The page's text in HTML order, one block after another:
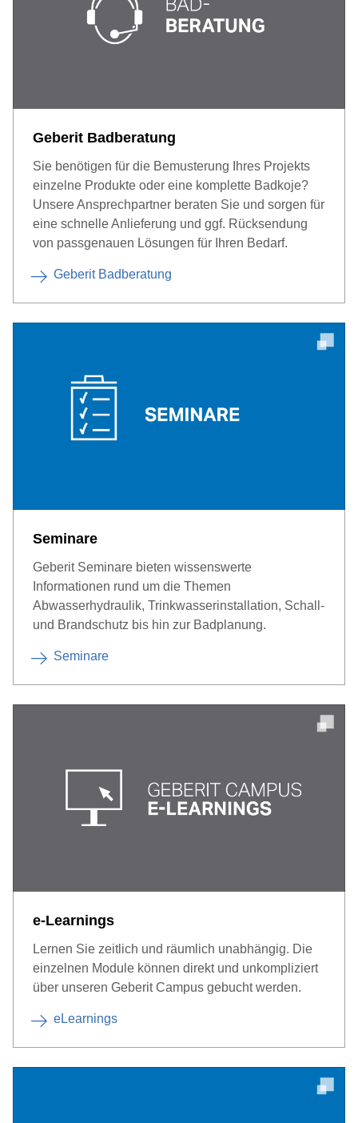
Geberit Badberatung
Sie benötigen für die Bemusterung Ihres Projekts
einzelne Produkte oder eine komplette Badkoje?
Unsere Ansprechpartner beraten Sie und sorgen für
eine schnelle Anlieferung und ggf. Rücksendung
von passgenauen Lösungen für Ihren Bedarf.
Geberit Badberatung
Seminare
Geberit Seminare bieten wissenswerte
Informationen rund um die Themen
Abwasserhydraulik, Trinkwasserinstallation, Schall-
und Brandschutz bis hin zur Badplanung.
Seminare
e-Learnings
Lernen Sie zeitlich und räumlich unabhängig. Die
einzelnen Module können direkt und unkompliziert
über unseren Geberit Campus gebucht werden.
eLearnings